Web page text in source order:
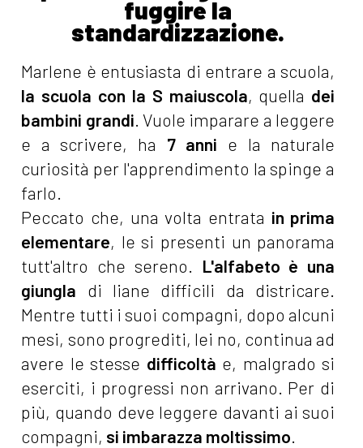
fuggire la
standardizzazione.
Marlene è entusiasta di entrare a scuola,
la scuola con la S maiuscola, quella dei
bambini grandi. Vuole imparare a leggere
e a scrivere, ha 7 anni e la naturale
curiosità per l'apprendimento la spinge a
farlo.
Peccato che, una volta entrata in prima
elementare, le si presenti un panorama
tutt'altro che sereno. L'alfabeto è una
giungla di liane difficili da districare.
Mentre tutti i suoi compagni, dopo alcuni
mesi, sono progrediti, lei no, continua ad
avere le stesse difficoltà e, malgrado si
eserciti, i progressi non arrivano. Per di
più, quando deve leggere davanti ai suoi
compagni, si imbarazza moltissimo.